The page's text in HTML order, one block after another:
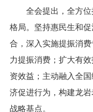
全会提出，全方位
格局。坚持惠民生和
合，深入实施提振消
力提振消费；扩大有
资效益；主动融入全
济促进行为，构建龙
战略基点。